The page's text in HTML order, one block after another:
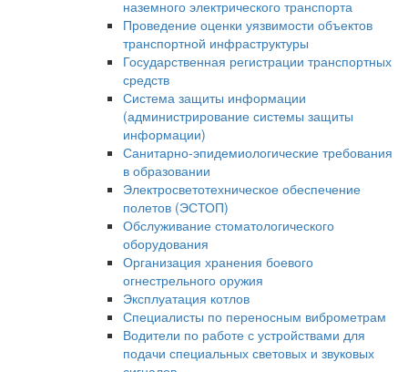
наземного электрического транспорта
Проведение оценки уязвимости объектов
транспортной инфраструктуры
Государственная регистрации транспортных
средств
Система защиты информации
(администрирование системы защиты
информации)
Санитарно-эпидемиологические требования
в образовании
Электросветотехническое обеспечение
полетов (ЭСТОП)
Обслуживание стоматологического
оборудования
Организация хранения боевого
огнестрельного оружия
Эксплуатация котлов
Специалисты по переносным виброметрам
Водители по работе с устройствами для
подачи специальных световых и звуковых